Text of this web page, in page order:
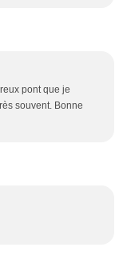
pont que je
souvent. Bonne